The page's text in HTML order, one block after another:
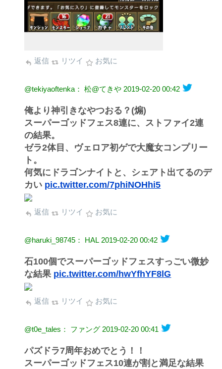
返信 リツイ お気に
@tekiyaoftenka： 松@てきや 2019-02-20 00:42
俺より神引きなやつおる？(煽)
スーパーゴッドフェス8連に、ストファイ2連
の結果。
ゼラ2体目、ヴェロア初ゲで大魔女コンプリー
ト。
何気にドラゴンナイトと、シェアト出てるのデ
カい pic.twitter.com/7phiNOHhi5
返信 リツイ お気に
@haruki_98745： HAL 2019-02-20 00:42
石100個でスーパーゴッドフェスすっごい微妙
な結果 pic.twitter.com/hwYfhYF8lG
返信 リツイ お気に
@t0e_tales： ファング 2019-02-20 00:41
パズドラ7周年おめでとう！！
スーパーゴッドフェス10連が割と満足な結果